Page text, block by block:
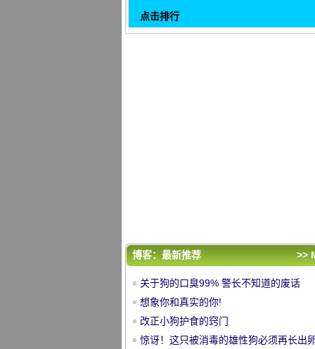
中
点击排行
的孟!
评论排行
惊讶！这只被消毒的雄性狗必须再长出
博客：最新推荐 >>
关于狗的口臭99% 警长不知道的废话
想象你和真实的你!
改正小狗护食的窍门
惊讶！这只被消毒的雄性狗必须再长出